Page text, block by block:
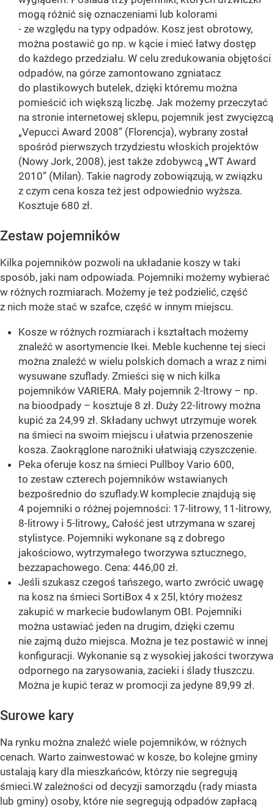
mogą różnić się oznaczeniami lub kolorami
- ze względu na typy odpadów. Kosz jest obrotowy,
można postawić go np. w kącie i mieć łatwy dostęp
do każdego przedziału. W celu zredukowania objętości
odpadów, na górze zamontowano zgniatacz
do plastikowych butelek, dzięki któremu można
pomieścić ich większą liczbę. Jak możemy przeczytać
na stronie internetowej sklepu, pojemnik jest zwycięzcą
„Vepucci Award 2008” (Florencja), wybrany został
spośród pierwszych trzydziestu włoskich projektów
(Nowy Jork, 2008), jest także zdobywcą „WT Award
2010” (Milan). Takie nagrody zobowiązują, w związku
z czym cena kosza też jest odpowiednio wyższa.
Kosztuje 680 zł.
Zestaw pojemników
Kilka pojemników pozwoli na układanie koszy w taki
sposób, jaki nam odpowiada. Pojemniki możemy wybierać
w różnych rozmiarach. Możemy je też podzielić, część
z nich może stać w szafce, część w innym miejscu.
Kosze w różnych rozmiarach i kształtach możemy
znaleźć w asortymencie Ikei. Meble kuchenne tej sieci
można znaleźć w wielu polskich domach a wraz z nimi
wysuwane szuflady. Zmieści się w nich kilka
pojemników VARIERA. Mały pojemnik 2-ltrowy – np.
na bioodpady – kosztuje 8 zł. Duży 22-litrowy można
kupić za 24,99 zł. Składany uchwyt utrzymuje worek
na śmieci na swoim miejscu i ułatwia przenoszenie
kosza. Zaokrąglone narożniki ułatwiają czyszczenie.
Peka oferuje kosz na śmieci Pullboy Vario 600,
to zestaw czterech pojemników wstawianych
bezpośrednio do szuflady.W komplecie znajdują się
4 pojemniki o różnej pojemności: 17-litrowy, 11-litrowy,
8-litrowy i 5-litrowy,, Całość jest utrzymana w szarej
stylistyce. Pojemniki wykonane są z dobrego
jakościowo, wytrzymałego tworzywa sztucznego,
bezzapachowego. Cena: 446,00 zł.
Jeśli szukasz czegoś tańszego, warto zwrócić uwagę
na kosz na śmieci SortiBox 4 x 25l, który możesz
zakupić w markecie budowlanym OBI. Pojemniki
można ustawiać jeden na drugim, dzięki czemu
nie zajmą dużo miejsca. Można je tez postawić w innej
konfiguracji. Wykonanie są z wysokiej jakości tworzywa
odpornego na zarysowania, zacieki i ślady tłuszczu.
Można je kupić teraz w promocji za jedyne 89,99 zł.
Surowe kary
Na rynku można znaleźć wiele pojemników, w różnych
cenach. Warto zainwestować w kosze, bo kolejne gminy
ustalają kary dla mieszkańców, którzy nie segregują
śmieci.W zależności od decyzji samorządu (rady miasta
lub gminy) osoby, które nie segregują odpadów zapłacą